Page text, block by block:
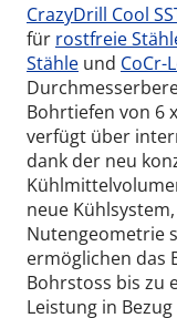
CrazyDrill Cool
für rostfreie
Stähle und CoCr-
Bohrtiefen von 6
verfügt über
dank der neu
neue
Nutengeometrie
ermöglichen das
Bohrstoss bis zu
Leistung in